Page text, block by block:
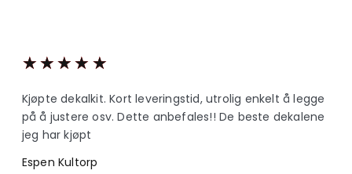
★ ★ ★ ★ ★
Kjøpte dekalkit. Kort leveringstid, utrolig enkelt å legge
på å justere osv. Dette anbefales!! De beste dekalene
jeg har kjøpt
Espen Kultorp